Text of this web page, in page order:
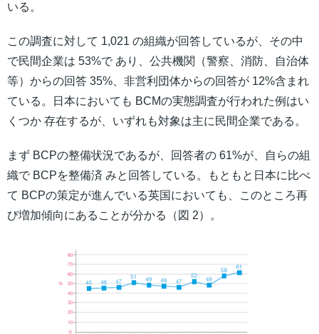
いる。
この調査に対して 1,021 の組織が回答しているが、その中
で民間企業は 53%で あり、公共機関（警察、消防、自治体
等）からの回答 35%、非営利団体からの回答が 12%含まれ
ている。日本においても BCMの実態調査が行われた例はい
くつか 存在するが、いずれも対象は主に民間企業である。
まず BCPの整備状況であるが、回答者の 61%が、自らの組
織で BCPを整備済 みと回答している。もともと日本に比べ
て BCPの策定が進んでいる英国においても、このところ再
び増加傾向にあることが分かる（図 2）。